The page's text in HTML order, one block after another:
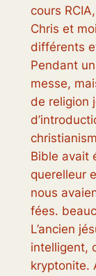
cours
Chris et
différents
Pendant
messe,
de religion
Bible avait
querelleur
nous
fées.
L’ancien
intelligent,
kryptonite.